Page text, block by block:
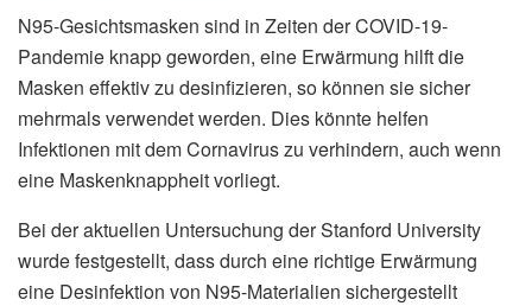
N95-Gesichtsmasken sind in Zeiten der COVID-19-
Pandemie knapp geworden, eine Erwärmung hilft die
Masken effektiv zu desinfizieren, so können sie sicher
mehrmals verwendet werden. Dies könnte helfen
Infektionen mit dem Cornavirus zu verhindern, auch wenn
eine Maskenknappheit vorliegt.
Bei der aktuellen Untersuchung der Stanford University
wurde festgestellt, dass durch eine richtige Erwärmung
eine Desinfektion von N95-Materialien sichergestellt